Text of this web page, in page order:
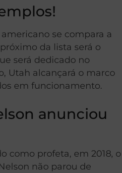
se compara a
da lista será o
será dedicado no
Utah alcançará o marco
em funcionamento.
anunciou
como profeta, em 2018, o
não parou de